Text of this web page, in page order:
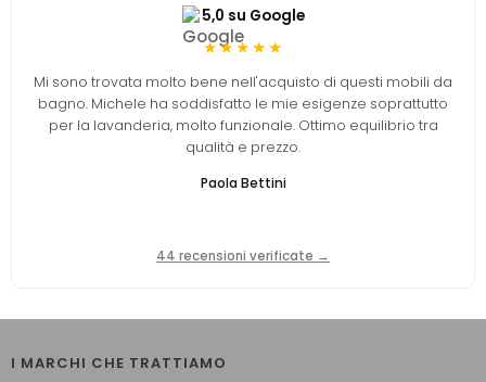
5,0 su Google
★★★★★
Mi sono trovata molto bene nell'acquisto di questi mobili da
bagno. Michele ha soddisfatto le mie esigenze soprattutto
per la lavanderia, molto funzionale. Ottimo equilibrio tra
qualità e prezzo.
Paola Bettini
44 recensioni verificate →
I MARCHI CHE TRATTIAMO